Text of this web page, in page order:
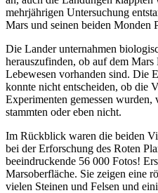
mehrjährigen Untersuchung
Mars und seinen beiden Monden
Die Lander unternahmen
herauszufinden, ob auf dem
Lebewesen vorhanden sind. Die
konnte nicht entscheiden, ob die
Experimenten gemessen wurden,
stammten oder eben nicht.
Im Rückblick waren die beiden
bei der Erforschung des Roten
beeindruckende 56 000 Fotos!
Marsoberfläche. Sie zeigen eine
vielen Steinen und Felsen und